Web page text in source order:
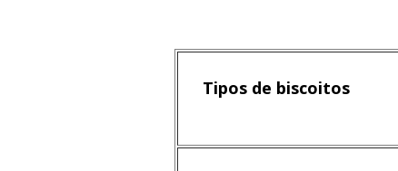
Tipos de biscoitos